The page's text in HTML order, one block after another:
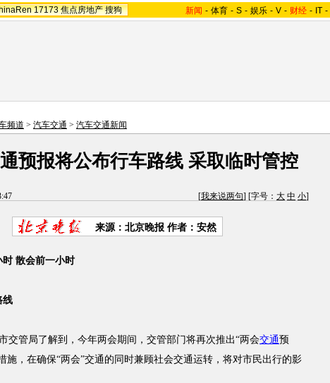
17173 焦点房地产 搜狗 新闻 - 体育 - S - 娱乐 - V - 财经 - IT -
频道 > 汽车交通 > 汽车交通新闻
预报将公布行车路线 采取临时管控
[我来说两句] [字号： 大 中 小]
来源：北京晚报 作者：安然
散会前一小时
管局了解到，今年两会期间，交管部门将再次推出“两会交通预
施，在确保“两会”交通的同时兼顾社会交通运转，将对市民出行的影